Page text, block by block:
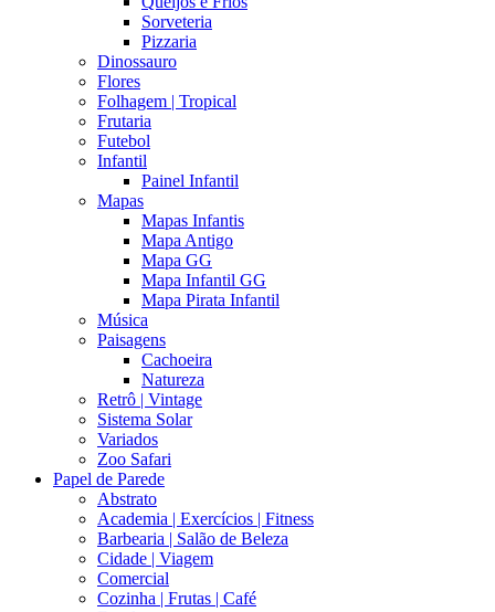
Sorveteria
Pizzaria
Dinossauro
Flores
Folhagem | Tropical
Frutaria
Futebol
Infantil
Painel Infantil
Mapas
Mapas Infantis
Mapa Antigo
Mapa GG
Mapa Infantil GG
Mapa Pirata Infantil
Música
Paisagens
Cachoeira
Natureza
Retrô | Vintage
Sistema Solar
Variados
Zoo Safari
Papel de Parede
Abstrato
Academia | Exercícios | Fitness
Barbearia | Salão de Beleza
Cidade | Viagem
Comercial
Cozinha | Frutas | Café